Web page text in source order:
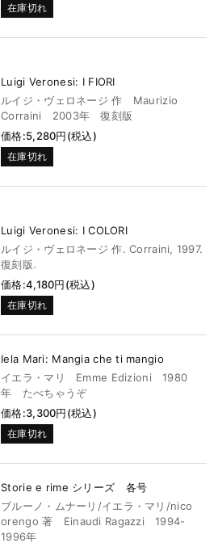
在庫切れ
Luigi Veronesi: I FIORI
ルイジ・ヴェロネージ 作 Maurizio
Corraini 2003年 復刻版
価格:5,280円(税込)
在庫切れ
Luigi Veronesi: I COLORI
ルイジ・ヴェロネージ 作. Corraini, 1997.
復刻版.
価格:4,180円(税込)
在庫切れ
Iela Mari: Mangia che ti mangio
イエラ・マリ Emme Edizioni 1980
年 たべちゃうぞ
価格:3,300円(税込)
在庫切れ
Storie e rime シリーズ 各号
ブルーノ・ムナーリ/イエラ・マリ/nico
orengo 著 Einaudi Ragazzi 1994-
1996年